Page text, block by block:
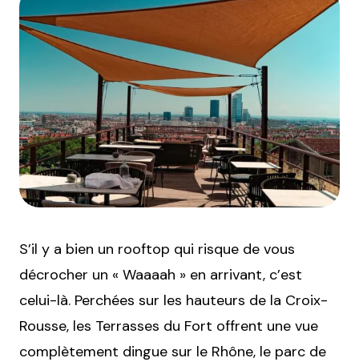
S’il y a bien un rooftop qui risque de vous
décrocher un « Waaaah » en arrivant, c’est
celui-là. Perchées sur les hauteurs de la Croix-
Rousse, les Terrasses du Fort offrent une vue
complètement dingue sur le Rhône, le parc de